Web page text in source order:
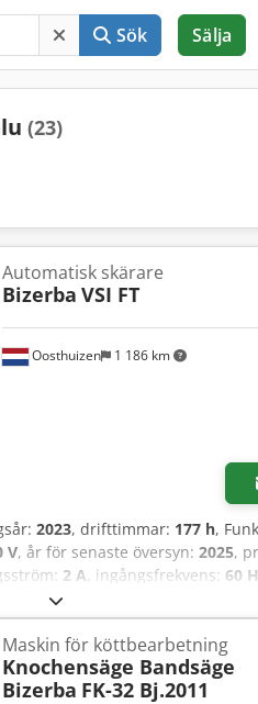
Sök Sälja
(23)
Oosthuizen 1 186 km
Automatisk skärare
Bizerba VSI FT
2023, drifttimmar: 177 h,
V, år för senaste översyn: 2025,
2 A, ingångsfrekvens: 60
ny Bizerba VSI FT, en
220–240 V Ström: 2,9 A
vågkapacitet: 2 kg
några frågor eller önskar mer
Maskin för köttbearbetning
Knochensäge Bandsäge
Bizerba FK-32 Bj.2011